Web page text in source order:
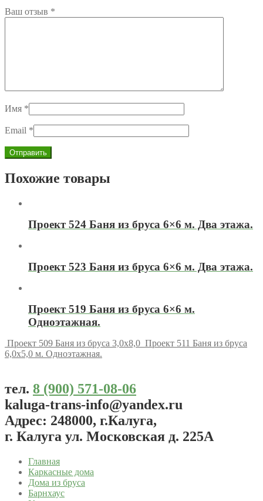
Ваш отзыв *
Имя *
Email *
Похожие товары
Проект 524 Баня из бруса 6×6 м. Два этажа.
Проект 523 Баня из бруса 6×6 м. Два этажа.
Проект 519 Баня из бруса 6×6 м.
Одноэтажная.
Проект 509 Баня из бруса 3,0x8,0 Проект 511 Баня из бруса
6,0x5,0 м. Одноэтажная.
тел. 8 (900) 571-08-06
kaluga-trans-info@yandex.ru
Адрес: 248000, г.Калуга,
г. Калуга ул. Московская д. 225А
Главная
Каркасные дома
Дома из бруса
Барнхаус